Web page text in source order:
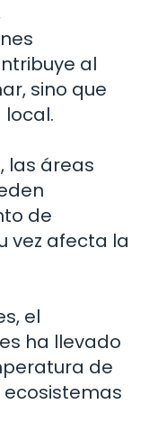
al
sino que
las áreas
de
vez afecta la
el
ha llevado
de